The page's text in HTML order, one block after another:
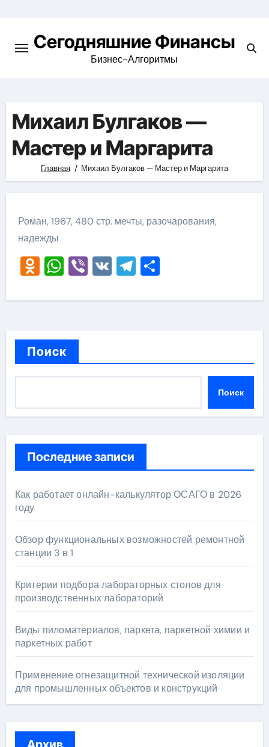
содержимомуСегодняшние Финансы
Бизнес-Алгоритмы
Михаил Булгаков —
Мастер и Маргарита
Главная Михаил Булгаков — Мастер и Маргарита
Роман, 1967, 480 стр. мечты, разочарования,
надежды
Odnoklassniki
WhatsApp
Viber
VKTelegram
Отправить
Поиск
Поиск
Последние записи
Как работает онлайн-калькулятор ОСАГО в 2026
году
Обзор функциональных возможностей ремонтной
станции 3 в 1
Критерии подбора лабораторных столов для
производственных лабораторий
Виды пиломатериалов, паркета, паркетной химии и
паркетных работ
Применение огнезащитной технической изоляции
для промышленных объектов и конструкций